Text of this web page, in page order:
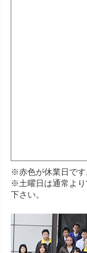
※赤色が休業日です
※土曜日は通常よ
下さい。